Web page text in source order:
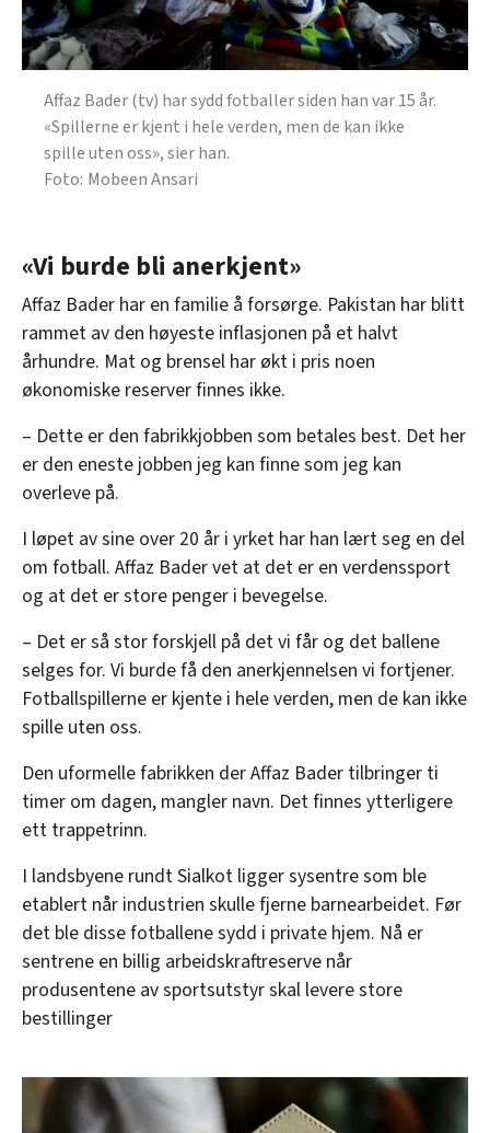
Affaz Bader (tv) har sydd fotballer siden han var 15 år.
«Spillerne er kjent i hele verden, men de kan ikke
spille uten oss», sier han.
Mobeen Ansari
«Vi burde bli anerkjent»
Affaz Bader har en familie å forsørge. Pakistan har blitt
rammet av den høyeste inflasjonen på et halvt
århundre. Mat og brensel har økt i pris noen
økonomiske reserver finnes ikke.
– Dette er den fabrikkjobben som betales best. Det her
er den eneste jobben jeg kan finne som jeg kan
overleve på.
I løpet av sine over 20 år i yrket har han lært seg en del
om fotball. Affaz Bader vet at det er en verdenssport
og at det er store penger i bevegelse.
– Det er så stor forskjell på det vi får og det ballene
selges for. Vi burde få den anerkjennelsen vi fortjener.
Fotballspillerne er kjente i hele verden, men de kan ikke
spille uten oss.
Den uformelle fabrikken der Affaz Bader tilbringer ti
timer om dagen, mangler navn. Det finnes ytterligere
ett trappetrinn.
I landsbyene rundt Sialkot ligger sysentre som ble
etablert når industrien skulle fjerne barnearbeidet. Før
det ble disse fotballene sydd i private hjem. Nå er
sentrene en billig arbeidskraftreserve når
produsentene av sportsutstyr skal levere store
bestillinger